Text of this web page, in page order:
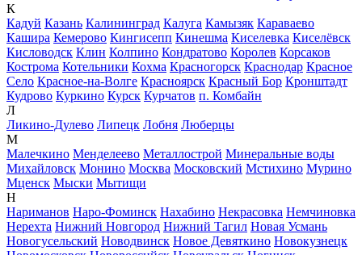
К
Кадуй Казань Калининград Калуга Камызяк Караваево
Кашира Кемерово Кингисепп Кинешма Киселевка Киселёвск
Кисловодск Клин Колпино Кондратово Королев Корсаков
Кострома Котельники Кохма Красногорск Краснодар Красное
Село Красное-на-Волге Красноярск Красный Бор Кронштадт
Кудрово Куркино Курск Курчатов п. Комбайн
Л
Ликино-Дулево Липецк Лобня Люберцы
М
Малечкино Менделеево Металлострой Минеральные воды
Михайловск Монино Москва Московский Мстихино Мурино
Мценск Мыски Мытищи
Н
Нариманов Наро-Фоминск Нахабино Некрасовка Немчиновка
Нерехта Нижний Новгород Нижний Тагил Новая Усмань
Новогусельский Новодвинск Новое Девяткино Новокузнецк